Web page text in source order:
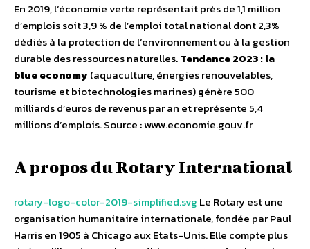
En 2019, l’économie verte représentait près de 1,1 million
d’emplois soit 3,9 % de l’emploi total national dont 2,3%
dédiés à la protection de l’environnement ou à la gestion
durable des ressources naturelles.Tendance 2023 : la
blue economy(aquaculture, énergies renouvelables,
tourisme et biotechnologies marines) génère 500
milliards d’euros de revenus par an et représente 5,4
millions d’emplois. Source : www.economie.gouv.fr
A propos du Rotary International
rotary-logo-color-2019-simplified.svg Le Rotary est une
organisation humanitaire internationale, fondée par Paul
Harris en 1905 à Chicago aux Etats-Unis. Elle compte plus